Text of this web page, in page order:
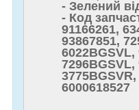
- Зелений
- Код
91166261,
93867851,
6022BGSVL,
7296BGSVL,
6000618527